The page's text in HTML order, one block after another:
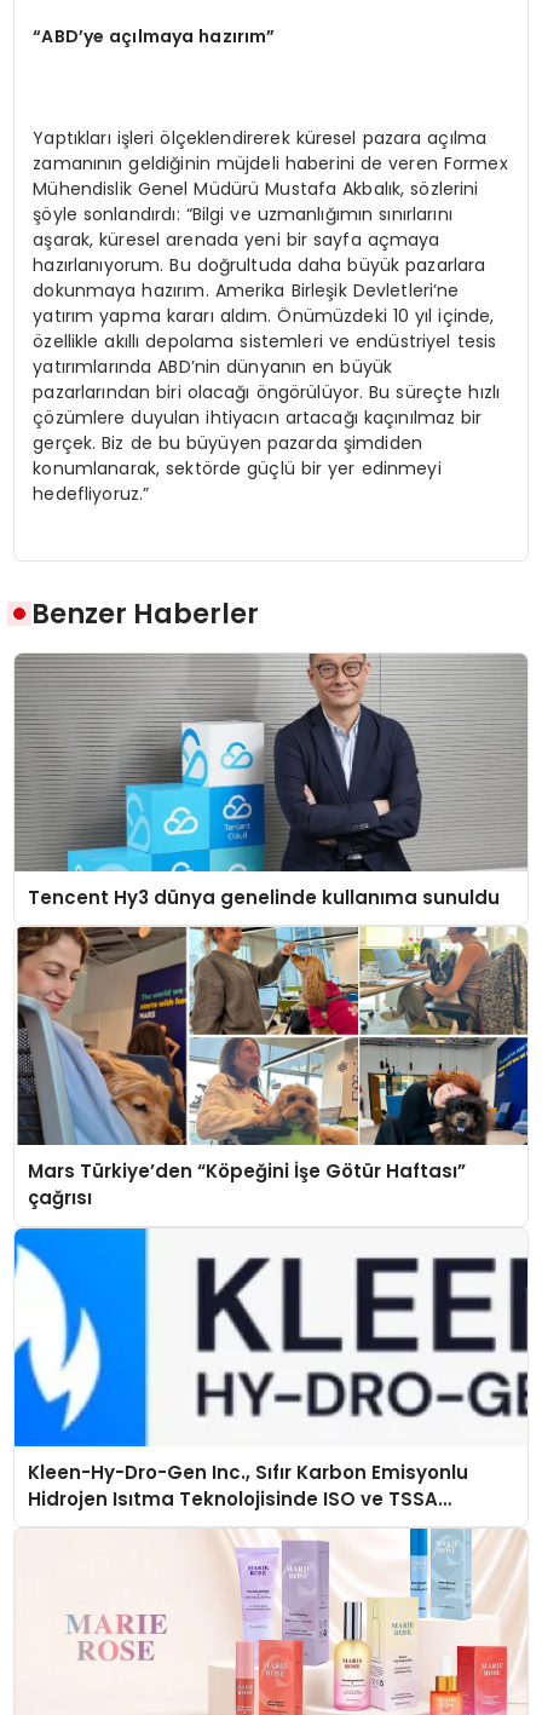
“ABD’ye açılmaya hazırım”
Yaptıkları işleri ölçeklendirerek küresel pazara açılma
zamanının geldiğinin müjdeli haberini de veren Formex
Mühendislik Genel Müdürü Mustafa Akbalık, sözlerini
şöyle sonlandırdı: “Bilgi ve uzmanlığımın sınırlarını
aşarak, küresel arenada yeni bir sayfa açmaya
hazırlanıyorum. Bu doğrultuda daha büyük pazarlara
dokunmaya hazırım. Amerika Birleşik Devletleri’ne
yatırım yapma kararı aldım. Önümüzdeki 10 yıl içinde,
özellikle akıllı depolama sistemleri ve endüstriyel tesis
yatırımlarında ABD’nin dünyanın en büyük
pazarlarından biri olacağı öngörülüyor. Bu süreçte hızlı
çözümlere duyulan ihtiyacın artacağı kaçınılmaz bir
gerçek. Biz de bu büyüyen pazarda şimdiden
konumlanarak, sektörde güçlü bir yer edinmeyi
hedefliyoruz.”
Benzer Haberler
Tencent Hy3 dünya genelinde kullanıma sunuldu
Mars Türkiye’den “Köpeğini İşe Götür Haftası”
çağrısı
Kleen-Hy-Dro-Gen Inc., Sıfır Karbon Emisyonlu
Hidrojen Isıtma Teknolojisinde ISO ve TSSA
Düzenleyici Onaylarını Aldı